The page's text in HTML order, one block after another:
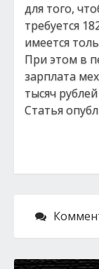
для того,
требуется
имеется
При этом в
зарплата
тысяч
Статья